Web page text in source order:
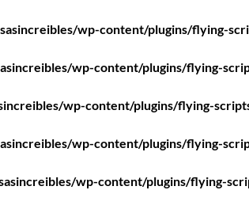
wp-content/plugins/flying-
wp-content/plugins/flying-
wp-content/plugins/flying-
wp-content/plugins/flying-
wp-content/plugins/flying-